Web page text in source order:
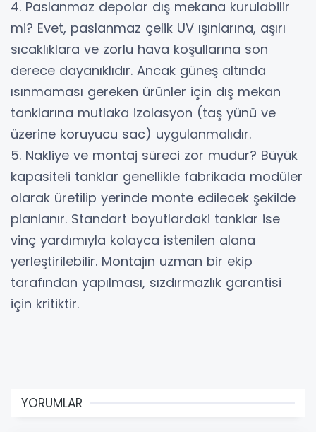
4. Paslanmaz depolar dış mekana kurulabilir
mi? Evet, paslanmaz çelik UV ışınlarına, aşırı
sıcaklıklara ve zorlu hava koşullarına son
derece dayanıklıdır. Ancak güneş altında
ısınmaması gereken ürünler için dış mekan
tanklarına mutlaka izolasyon (taş yünü ve
üzerine koruyucu sac) uygulanmalıdır.
5. Nakliye ve montaj süreci zor mudur? Büyük
kapasiteli tanklar genellikle fabrikada modüler
olarak üretilip yerinde monte edilecek şekilde
planlanır. Standart boyutlardaki tanklar ise
vinç yardımıyla kolayca istenilen alana
yerleştirilebilir. Montajın uzman bir ekip
tarafından yapılması, sızdırmazlık garantisi
için kritiktir.
YORUMLAR